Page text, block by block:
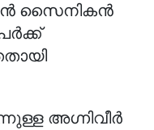
സൈനികൻ
അഗ്നിവീർ